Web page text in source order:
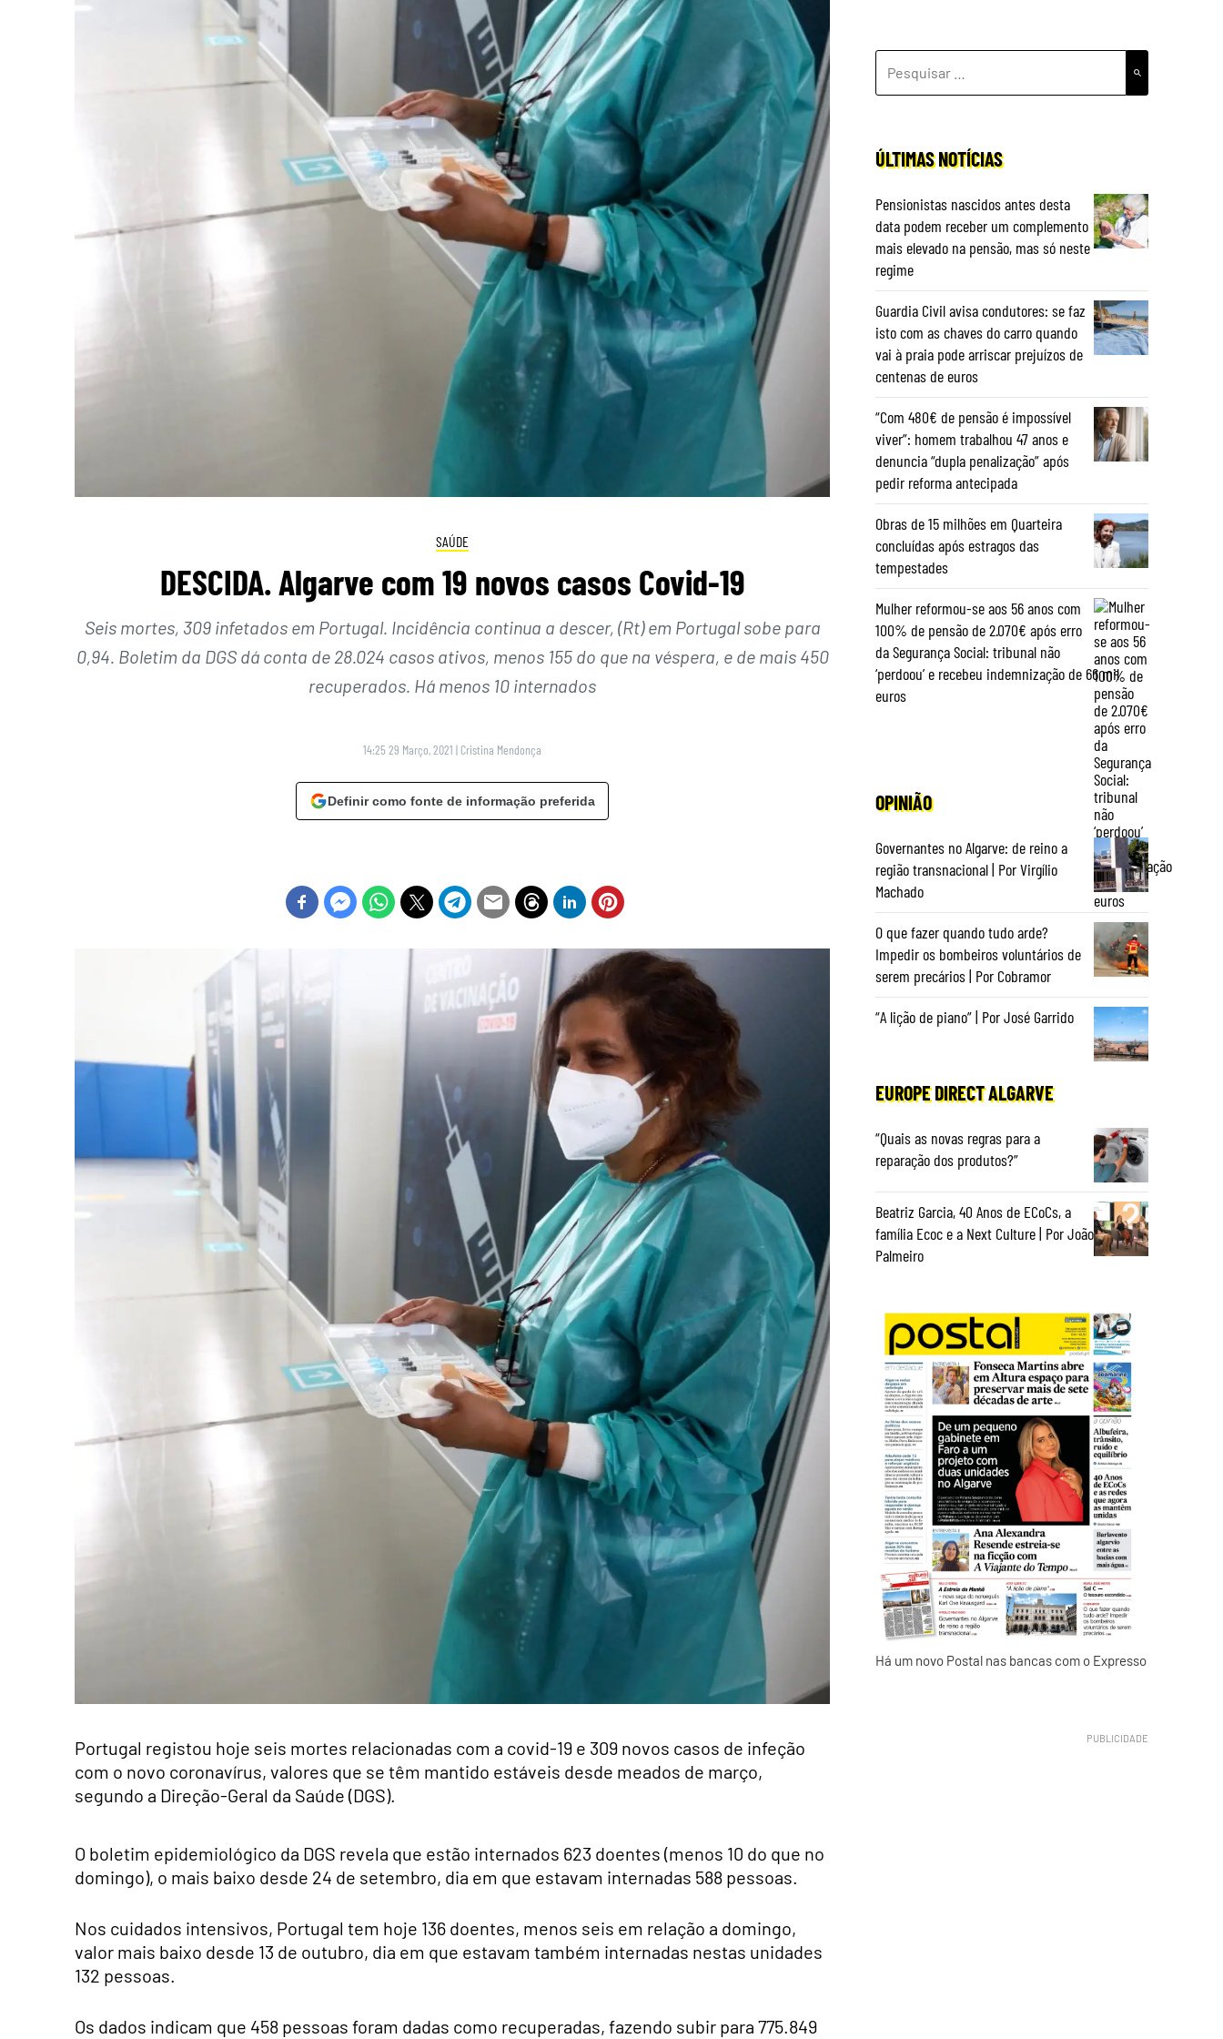
SAÚDE
DESCIDA. Algarve com 19 novos casos Covid-19
Seis mortes, 309 infetados em Portugal. Incidência continua a descer, (Rt) em Portugal sobe para
0,94. Boletim da DGS dá conta de 28.024 casos ativos, menos 155 do que na véspera, e de mais 450
recuperados. Há menos 10 internados
14:25 29 Março, 2021 | Cristina Mendonça
Definir como fonte de informação preferida
Portugal registou hoje seis mortes relacionadas com a covid-19 e 309 novos casos de infeção
com o novo coronavírus, valores que se têm mantido estáveis desde meados de março,
segundo a Direção-Geral da Saúde (DGS).
O boletim epidemiológico da DGS revela que estão internados 623 doentes (menos 10 do que no
domingo), o mais baixo desde 24 de setembro, dia em que estavam internadas 588 pessoas.
Nos cuidados intensivos, Portugal tem hoje 136 doentes, menos seis em relação a domingo,
valor mais baixo desde 13 de outubro, dia em que estavam também internadas nestas unidades
132 pessoas.
Os dados indicam que 458 pessoas foram dadas como recuperadas, fazendo subir para 775.849
POR:
ÚLTIMAS NOTÍCIAS
Pensionistas nascidos antes desta
data podem receber um complemento
mais elevado na pensão, mas só neste
regime
Guardia Civil avisa condutores: se faz
isto com as chaves do carro quando
vai à praia pode arriscar prejuízos de
centenas de euros
“Com 480€ de pensão é impossível
viver”: homem trabalhou 47 anos e
denuncia “dupla penalização” após
pedir reforma antecipada
Obras de 15 milhões em Quarteira
concluídas após estragos das
tempestades
Mulher reformou-se aos 56 anos com
100% de pensão de 2.070€ após erro
da Segurança Social: tribunal não
‘perdoou’ e recebeu indemnização de 66 mil
euros
OPINIÃO
Governantes no Algarve: de reino a
região transnacional | Por Virgílio
Machado
O que fazer quando tudo arde?
Impedir os bombeiros voluntários de
serem precários | Por Cobramor
“A lição de piano” | Por José Garrido
EUROPE DIRECT ALGARVE
“Quais as novas regras para a
reparação dos produtos?”
Beatriz Garcia, 40 Anos de ECoCs, a
família Ecoc e a Next Culture | Por João
Palmeiro
Há um novo Postal nas bancas com o Expresso